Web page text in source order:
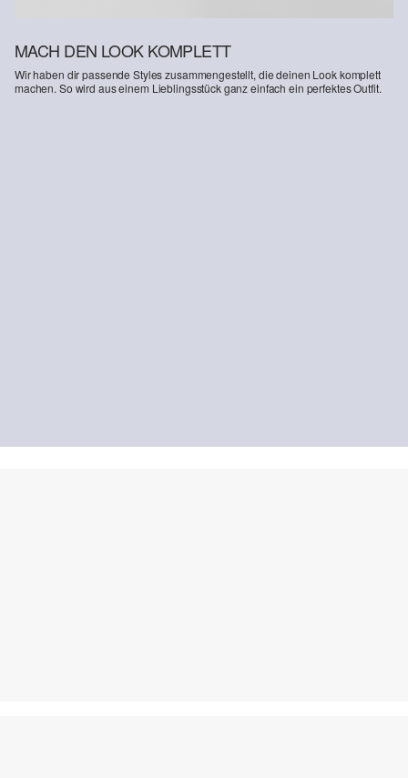
MACH DEN LOOK KOMPLETT
Wir haben dir passende Styles zusammengestellt, die deinen Look komplett
machen. So wird aus einem Lieblingsstück ganz einfach ein perfektes Outfit.